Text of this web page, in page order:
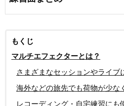
もくじ
マルチエフェクターとは？
さまざまなセッションやライブ
海外などの旅先でも荷物が少な
レコーディング・自宅練習にも